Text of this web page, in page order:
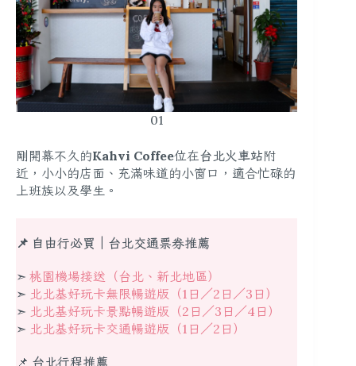
01
剛開幕不久的Kahvi Coffee位在台北火車站附
近，小小的店面、充滿味道的小窗口，適合忙碌的
上班族以及學生。
📌 自由行必買｜台北交通票券推薦
➣ 桃園機場接送（台北、新北地區）
➣ 北北基好玩卡無限暢遊版（1日／2日／3日）
➣ 北北基好玩卡景點暢遊版（2日／3日／4日）
➣ 北北基好玩卡交通暢遊版（1日／2日）
📌 台北行程推薦